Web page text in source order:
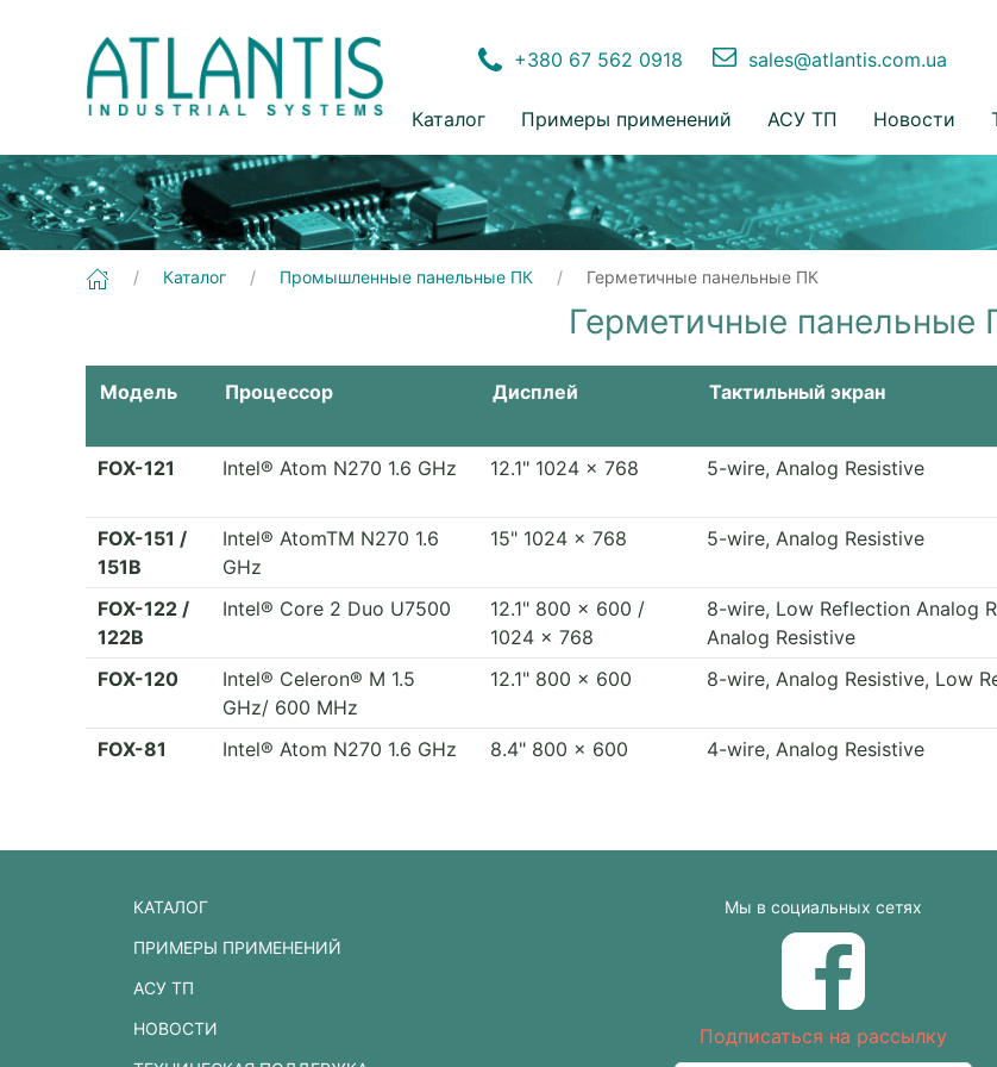
+380 67 562 0918 sales@atlantis.com.ua
Каталог Примеры применений АСУ ТП Новости
Каталог Промышленные панельные ПК Герметичные панельные ПК
Герметичные панельные
Модель Процессор Дисплей Тактильный экран
FOX-121 Intel® Atom N270 1.6 GHz 12.1" 1024 x 768 5-wire, Analog Resistive
FOX-151 /
151B
Intel® AtomTM N270 1.6
GHz
15" 1024 x 768 5-wire, Analog Resistive
FOX-122 /
122B
Intel® Core 2 Duo U7500
12.1" 800 x 600 /
1024 x 768
8-wire, Low Reflection Analog
Analog Resistive
FOX-120
Intel® Celeron® M 1.5
GHz/ 600 MHz
12.1" 800 x 600 8-wire, Analog Resistive, Low
FOX-81
Intel® Atom N270 1.6 GHz 8.4" 800 x 600 4-wire, Analog Resistive
КАТАЛОГ
ПРИМЕРЫ ПРИМЕНЕНИЙ
АСУ ТП
НОВОСТИ
Мы в социальных сетях
Подписаться на рассылку